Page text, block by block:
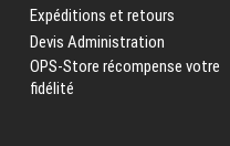
Expéditions et retours
Devis Administration
OPS-Store récompense votre
fidélité